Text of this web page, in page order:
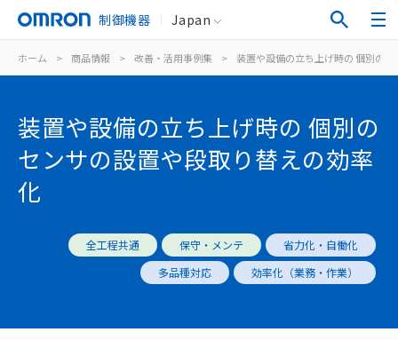
制御機器 Japan
ホーム > 商品情報 > 改善・活用事例集 > 装置や設備の立ち上げ時の 個別の
装置や設備の立ち上げ時の 個別の
センサの設置や段取り替えの効率
化
全工程共通 保守・メンテ
省力化・自働化
多品種対応
効率化（業務・作業）